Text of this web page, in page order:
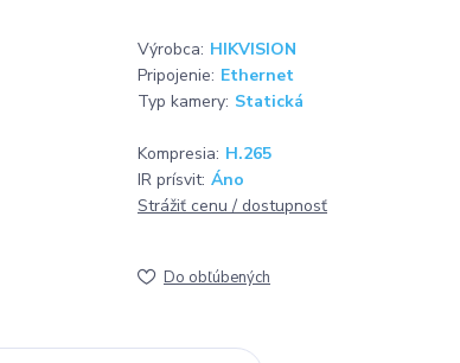
Výrobca: HIKVISION
Pripojenie: Ethernet
Typ kamery: Statická
Kompresia: H.265
IR prísvit: Áno
Strážiť cenu / dostupnosť
Do obľúbených